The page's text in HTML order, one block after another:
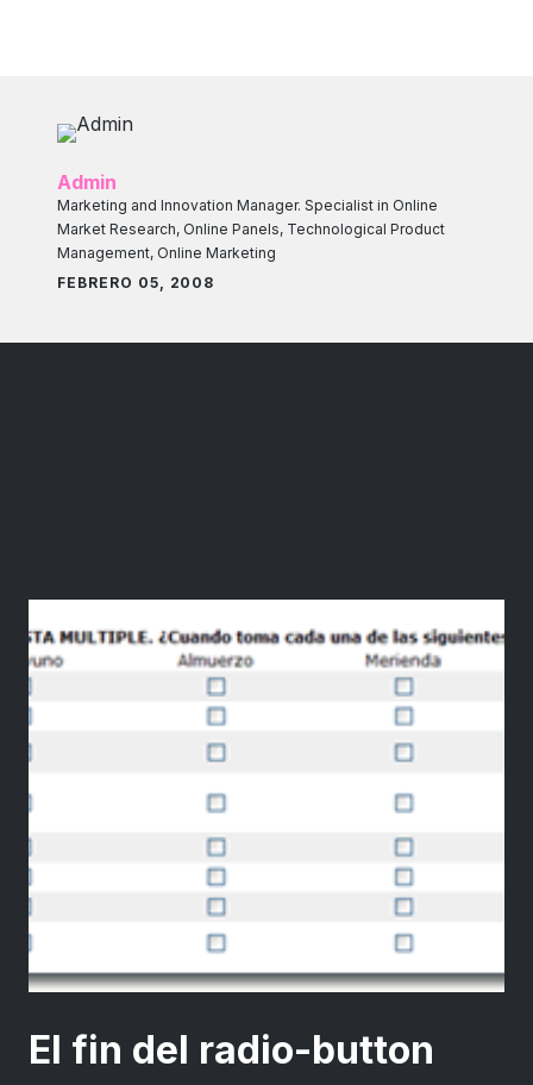
Admin
Marketing and Innovation Manager. Specialist in Online
Market Research, Online Panels, Technological Product
Management, Online Marketing
FEBRERO 05, 2008
El fin del radio-button